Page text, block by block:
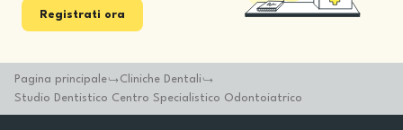
Registrati ora
Pagina principale
Cliniche Dentali
Studio Dentistico Centro Specialistico Odontoiatrico